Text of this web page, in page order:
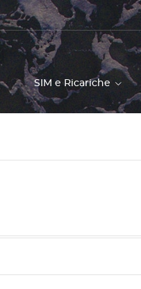
SIM e Ricariche